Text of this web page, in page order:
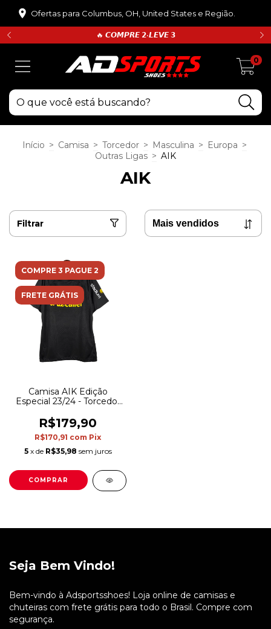
Ofertas para Columbus, OH, United States e Região.
🔥 𝘾𝙊𝙈𝙋𝙍𝙀 𝟮•𝙇𝙀𝙑𝙀 𝟯
0
Início > Camisa > Torcedor > Masculina > Europa >
Outras Ligas > AIK
AIK
Filtrar
COMPRE 3 PAGUE 2
FRETE GRÁTIS
Camisa AIK Edição
Especial 23/24 - Torcedor
com detalhes em amarelo
e azul
R$179,90
R$170,91 com Pix
5 x de R$35,98 sem juros
COMPRAR
Seja Bem Vindo!
Bem-vindo à Adsportsshoes! Loja online de camisas e
chuteiras com frete grátis para todo o Brasil. Compre com
segurança.